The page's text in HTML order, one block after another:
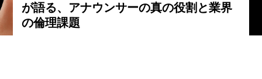
が語る、アナウンサーの真の役割と業界
の倫理課題